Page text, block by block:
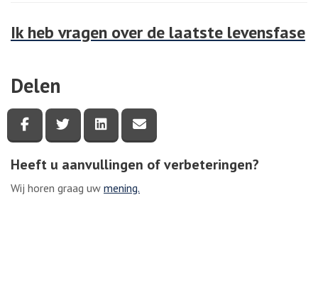
Ik heb vragen over de laatste levensfase
Delen
Deel deze pagina via Facebook
Deel deze pagina via Twitter
Deel deze pagina via LinkedIn
Heeft u aanvullingen of verbeteringen?
Wij horen graag uw mening.